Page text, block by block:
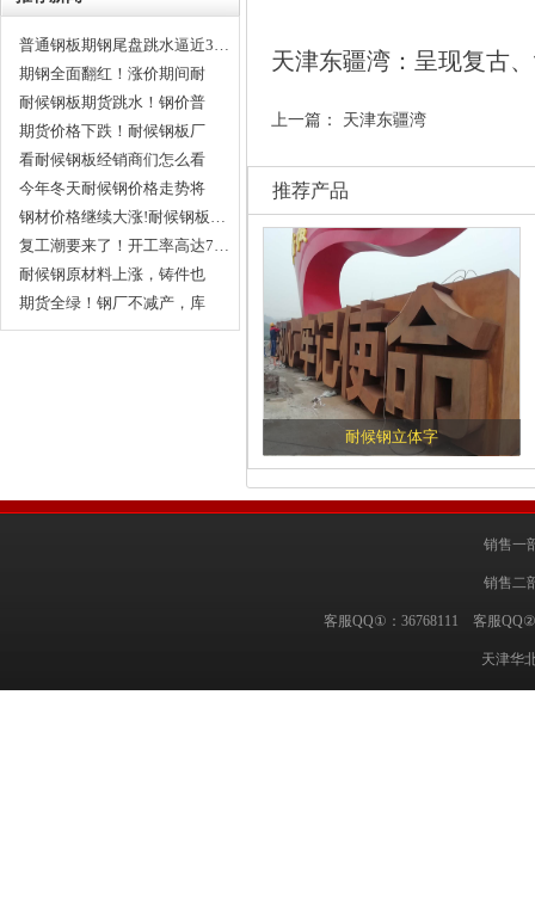
普通钢板期钢尾盘跳水逼近3…
期钢全面翻红！涨价期间耐
候…
耐候钢板期货跳水！钢价普
遍…
期货价格下跌！耐候钢板厂
家…
看耐候钢板经销商们怎么看
待…
今年冬天耐候钢价格走势将
会…
钢材价格继续大涨!耐候钢板…
复工潮要来了！开工率高达7…
耐候钢原材料上涨，铸件也
涨…
期货全绿！钢厂不减产，库
存…
天津东疆湾：呈现复古
上一篇： 天津东疆湾
推荐产品
耐候钢立体字
销售一
销售二
客服QQ①：36768111 客服
天津华